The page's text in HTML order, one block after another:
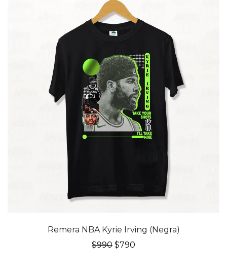
Remera NBA Kyrie Irving (Negra)
$990 El
$790